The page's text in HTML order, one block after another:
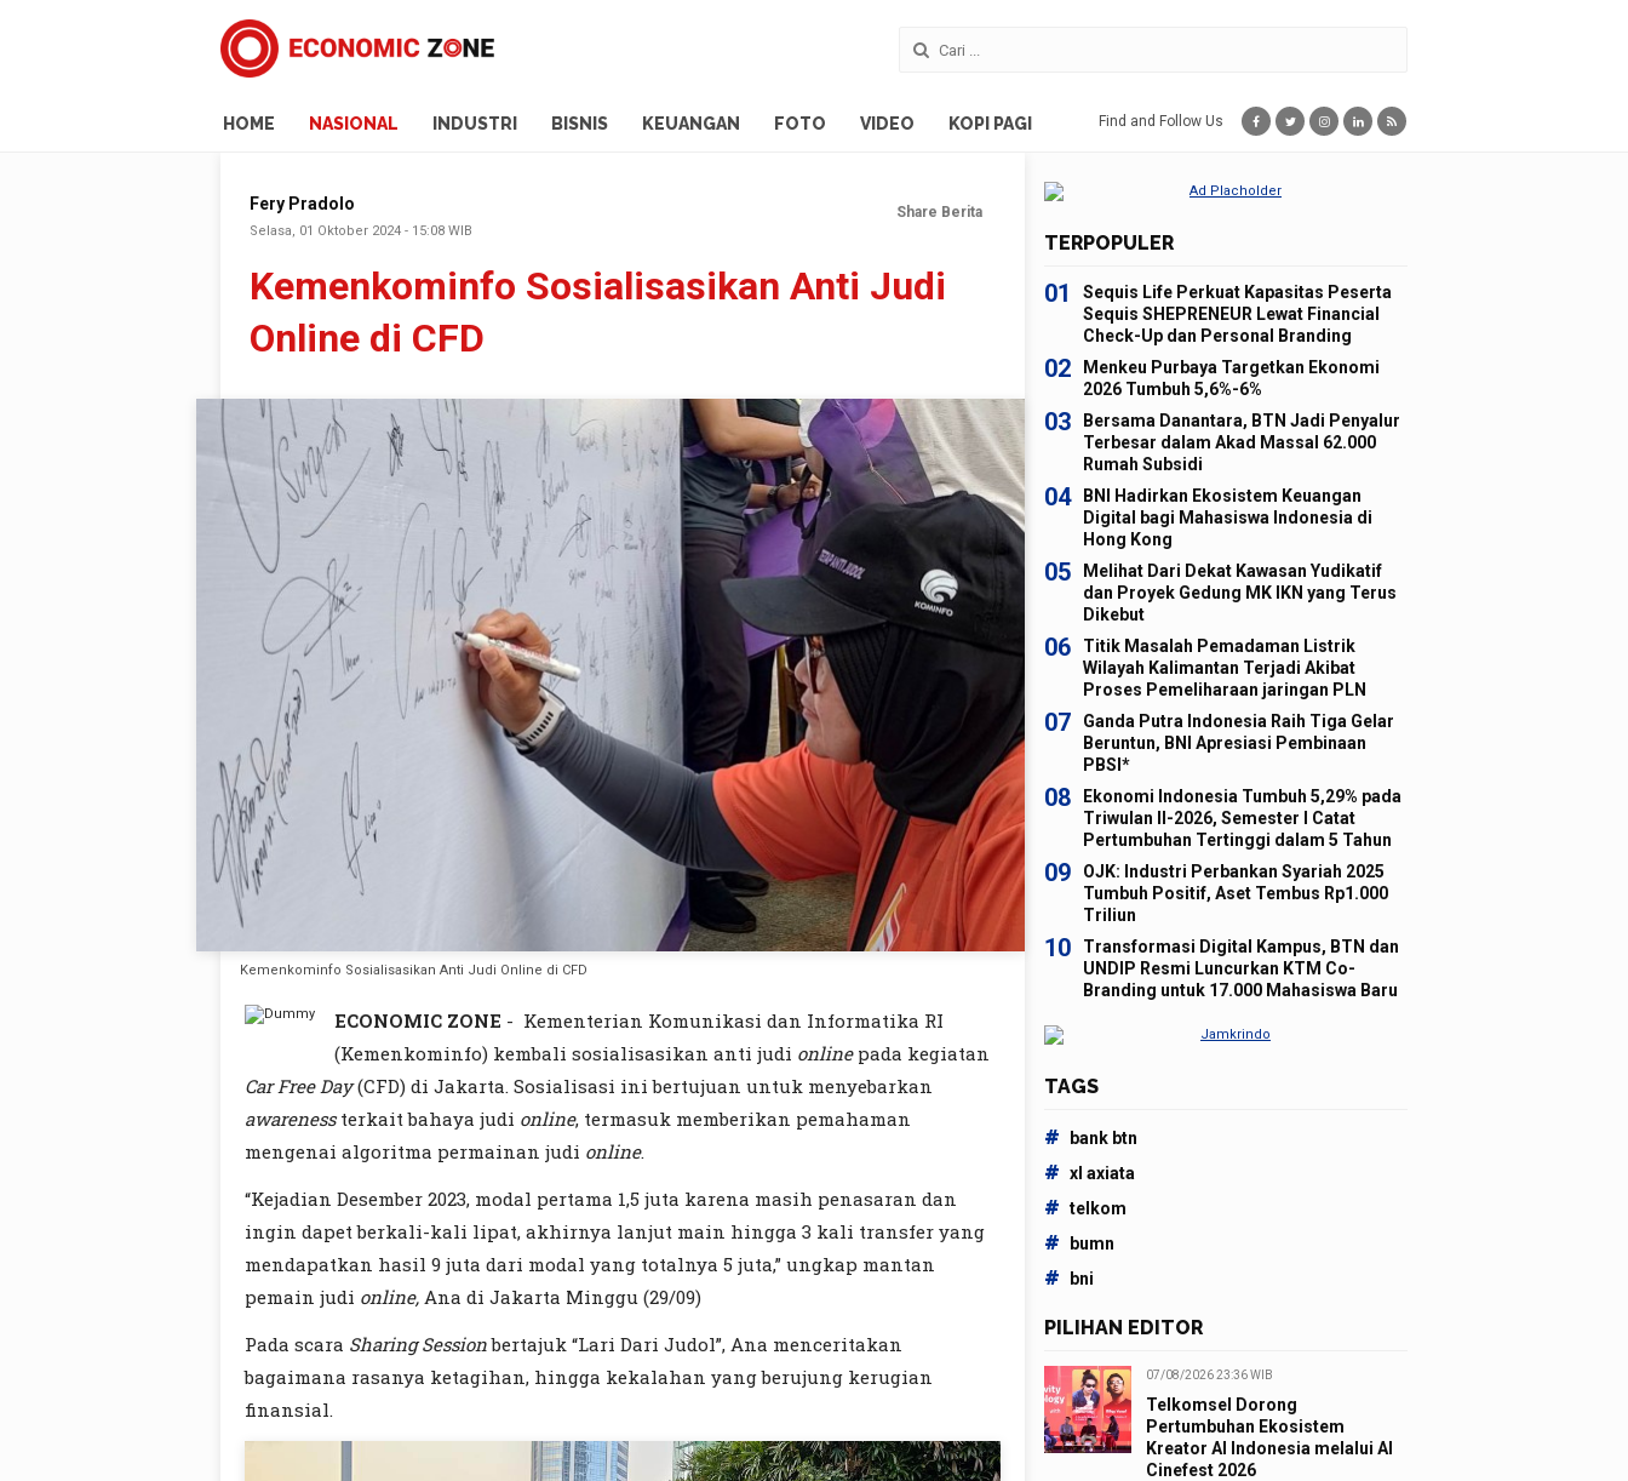
HOME NASIONAL INDUSTRI BISNIS KEUANGAN FOTO VIDEO KOPI PAGI Find and Follow Us
Fery Pradolo
Selasa, 01 Oktober 2024 - 15:08 WIB
Share Berita
Kemenkominfo Sosialisasikan Anti Judi
Online di CFD
Kemenkominfo Sosialisasikan Anti Judi Online di CFD
ECONOMIC ZONE - Kementerian Komunikasi dan Informatika RI
(Kemenkominfo) kembali sosialisasikan anti judi online pada kegiatan
Car Free Day(CFD) di Jakarta. Sosialisasi ini bertujuan untuk menyebarkan
awareness terkait bahaya judi online, termasuk memberikan pemahaman
mengenai algoritma permainan judi online.
“Kejadian Desember 2023, modal pertama 1,5 juta karena masih penasaran dan
ingin dapet berkali-kali lipat, akhirnya lanjut main hingga 3 kali transfer yang
mendapatkan hasil 9 juta dari modal yang totalnya 5 juta,” ungkap mantan
pemain judi online, Ana di Jakarta Minggu (29/09)
Pada scara Sharing Sessionbertajuk “Lari Dari Judol”, Ana menceritakan
bagaimana rasanya ketagihan, hingga kekalahan yang berujung kerugian
finansial.
TERPOPULER
01
Sequis Life Perkuat Kapasitas Peserta
Sequis SHEPRENEUR Lewat Financial
Check-Up dan Personal Branding
02
Menkeu Purbaya Targetkan Ekonomi
2026 Tumbuh 5,6%-6%
03
Bersama Danantara, BTN Jadi Penyalur
Terbesar dalam Akad Massal 62.000
Rumah Subsidi
04
BNI Hadirkan Ekosistem Keuangan
Digital bagi Mahasiswa Indonesia di
Hong Kong
05
Melihat Dari Dekat Kawasan Yudikatif
dan Proyek Gedung MK IKN yang Terus
Dikebut
06
Titik Masalah Pemadaman Listrik
Wilayah Kalimantan Terjadi Akibat
Proses Pemeliharaan jaringan PLN
07
Ganda Putra Indonesia Raih Tiga Gelar
Beruntun, BNI Apresiasi Pembinaan
PBSI*
08
Ekonomi Indonesia Tumbuh 5,29% pada
Triwulan II-2026, Semester I Catat
Pertumbuhan Tertinggi dalam 5 Tahun
09
OJK: Industri Perbankan Syariah 2025
Tumbuh Positif, Aset Tembus Rp1.000
Triliun
10
Transformasi Digital Kampus, BTN dan
UNDIP Resmi Luncurkan KTM Co-
Branding untuk 17.000 Mahasiswa Baru
TAGS
# bank btn
# xl axiata
# telkom
# bumn
# bni
PILIHAN EDITOR
07/08/2026 23:36 WIB
Telkomsel Dorong
Pertumbuhan Ekosistem
Kreator AI Indonesia melalui AI
Cinefest 2026